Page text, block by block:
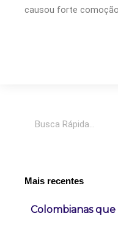
causou forte
Mais recentes
Colombianas